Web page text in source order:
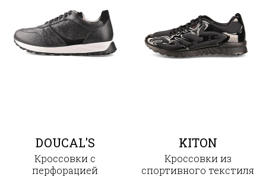
DOUCAL'S
Кроссовки с
перфорацией
KITON
Кроссовки из
спортивного текстиля